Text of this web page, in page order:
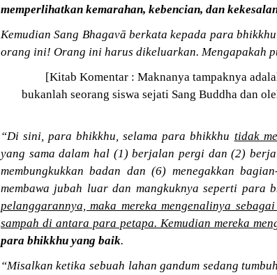
memperlihatkan kemarahan, kebencian, dan
Kemudian Sang Bhagavā berkata kepada para
orang ini! Orang ini harus dikeluarkan. Mengapakah
[Kitab Komentar : Maknanya tampaknya
bukanlah seorang siswa sejati Sang Buddha dan
“Di sini, para bhikkhu, selama para bhikkhu tidak
yang sama dalam hal (1) berjalan pergi dan (2)
membungkukkan badan dan (6) menegakkan
membawa jubah luar dan mangkuknya seperti para
pelanggarannya, maka mereka mengenalinya
sampah di antara para petapa. Kemudian mereka
para bhikkhu yang baik.
“Misalkan ketika sebuah lahan gandum sedang